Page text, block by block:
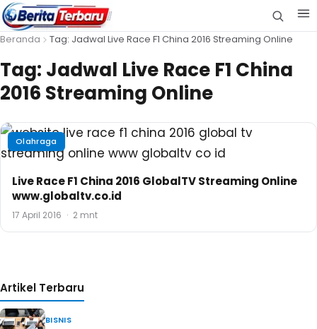
Beranda Tag: Jadwal Live Race F1 China 2016 Streaming Online
Tag: Jadwal Live Race F1 China
2016 Streaming Online
Olahraga
Live Race F1 China 2016 GlobalTV Streaming Online
www.globaltv.co.id
17 April 2016 · 2 mnt
Artikel Terbaru
BISNIS